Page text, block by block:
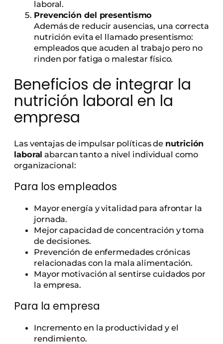
laboral.
Prevención del presentismo
Además de reducir ausencias, una correcta
nutrición evita el llamado presentismo:
empleados que acuden al trabajo pero no
rinden por fatiga o malestar físico.
Beneficios de integrar la
nutrición laboral en la
empresa
Las ventajas de impulsar políticas de nutrición
laboral abarcan tanto a nivel individual como
organizacional:
Para los empleados
Mayor energía y vitalidad para afrontar la
jornada.
Mejor capacidad de concentración y toma
de decisiones.
Prevención de enfermedades crónicas
relacionadas con la mala alimentación.
Mayor motivación al sentirse cuidados por
la empresa.
Para la empresa
Incremento en la productividad y el
rendimiento.